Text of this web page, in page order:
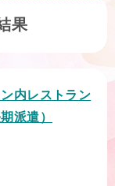
果
内レストラン
派遣）